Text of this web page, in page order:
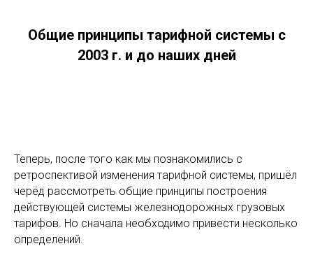
Общие принципы тарифной системы с
2003 г. и до наших дней
Теперь, после того как мы познакомились с
ретроспективой изменения тарифной системы, пришёл
черёд рассмотреть общие принципы построения
действующей системы железнодорожных грузовых
тарифов. Но сначала необходимо привести несколько
определений.